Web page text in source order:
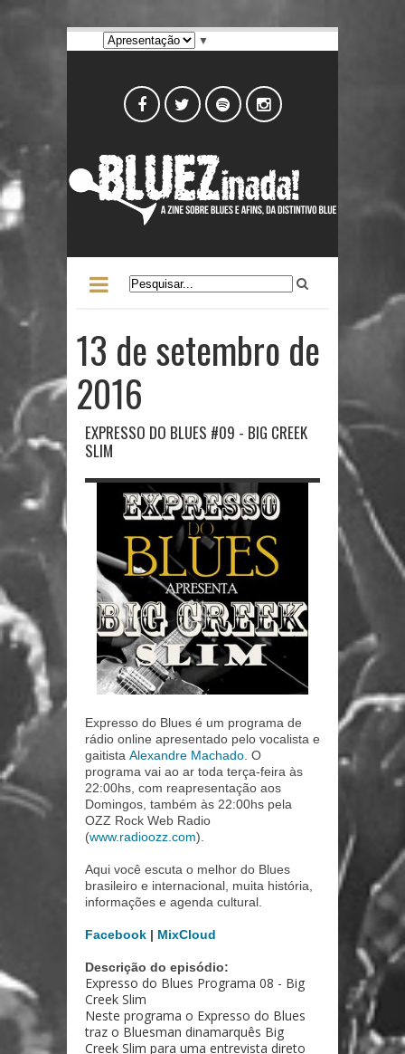
▼
13 de setembro de
2016
EXPRESSO DO BLUES #09 - BIG CREEK
SLIM
Expresso do Blues é um programa de
rádio online apresentado pelo vocalista e
gaitista Alexandre Machado . O
programa vai ao ar toda terça-feira às
22:00hs, com reapresentação aos
Domingos, também às 22:00hs pela
OZZ Rock Web Radio
(www.radioozz.com).
Aqui você escuta o melhor do Blues
brasileiro e internacional, muita história,
informações e agenda cultural.
Facebook | MixCloud
Descrição do episódio:
Expresso do Blues Programa 08 - Big
Creek Slim
Neste programa o Expresso do Blues
traz o Bluesman dinamarquês Big
Creek Slim para uma entrevista direto